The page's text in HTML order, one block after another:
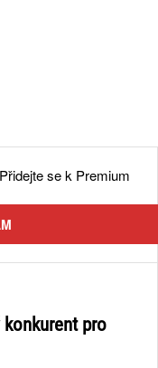
se k Premium
pro